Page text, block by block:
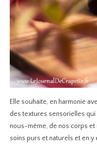
Elle souhaite, en harmonie
des textures sensorielles qui
nous-même, de nos corps
soins purs et naturels et en